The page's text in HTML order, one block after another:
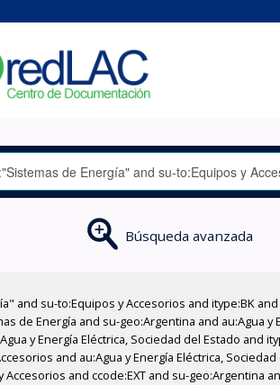
Búsqueda avanzada
su-to:Equipos y Accesorios and itype:BK and
de Energía and su-geo:Argentina and au:Agua y
y Energía Eléctrica, Sociedad del Estado and
and au:Agua y Energía Eléctrica,
and ccode:EXT and su-geo:Argentina